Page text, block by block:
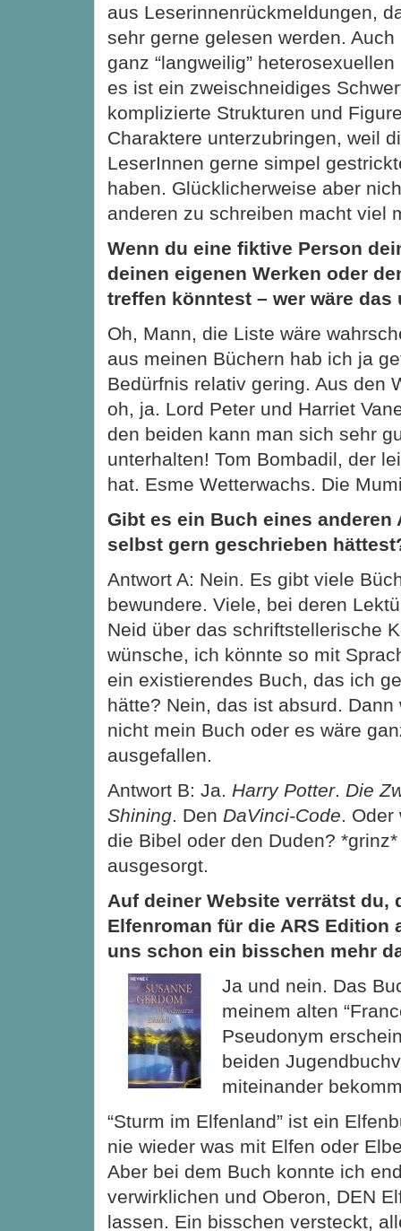
aus Leserinnenrückmeldungen,
sehr gerne gelesen werden.
ganz “langweilig”
es ist ein zweischneidiges
komplizierte Strukturen und
Charaktere unterzubringen, weil
LeserInnen gerne simpel
haben. Glücklicherweise aber
anderen zu schreiben macht viel
Wenn du eine fiktive Person
deinen eigenen Werken oder
treffen könntest – wer wäre das
Oh, Mann, die Liste wäre
aus meinen Büchern hab ich ja
Bedürfnis relativ gering. Aus den
oh, ja. Lord Peter und Harriet
den beiden kann man sich sehr
unterhalten! Tom Bombadil, der
hat. Esme Wetterwachs. Die
Gibt es ein Buch eines anderen
selbst gern geschrieben
Antwort A: Nein. Es gibt viele
bewundere. Viele, bei deren
Neid über das schriftstellerische
wünsche, ich könnte so mit
ein existierendes Buch, das ich
hätte? Nein, das ist absurd. Dann
nicht mein Buch oder es wäre
ausgefallen.
Antwort B: Ja. Harry Potter. Die
Shining. Den DaVinci-Code. Oder
die Bibel oder den Duden?
ausgesorgt.
Auf deiner Website verrätst du,
Elfenroman für die ARS Edition
uns schon ein bisschen mehr
Ja und nein. Das
meinem alten
Pseudonym
beiden
miteinander
“Sturm im Elfenland” ist ein
nie wieder was mit Elfen oder
Aber bei dem Buch konnte ich
verwirklichen und Oberon, DEN
lassen. Ein bisschen versteckt,